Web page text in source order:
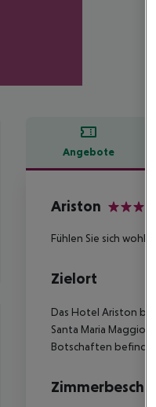
Angebote
Ariston
Fühlen Sie sich wohl
Zielort
Das Hotel Ariston
Santa Maria
Botschaften befinden.